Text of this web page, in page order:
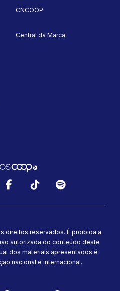
CNCOOP
Central da Marca
direitos reservados. É proibida a
autorizada do conteúdo deste
dos materiais apresentados é
nacional e internacional.